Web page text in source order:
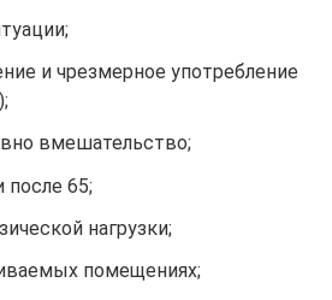
и чрезмерное употребление
вмешательство;
после 65;
нагрузки;
помещениях;